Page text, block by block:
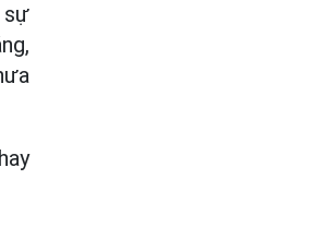
sự